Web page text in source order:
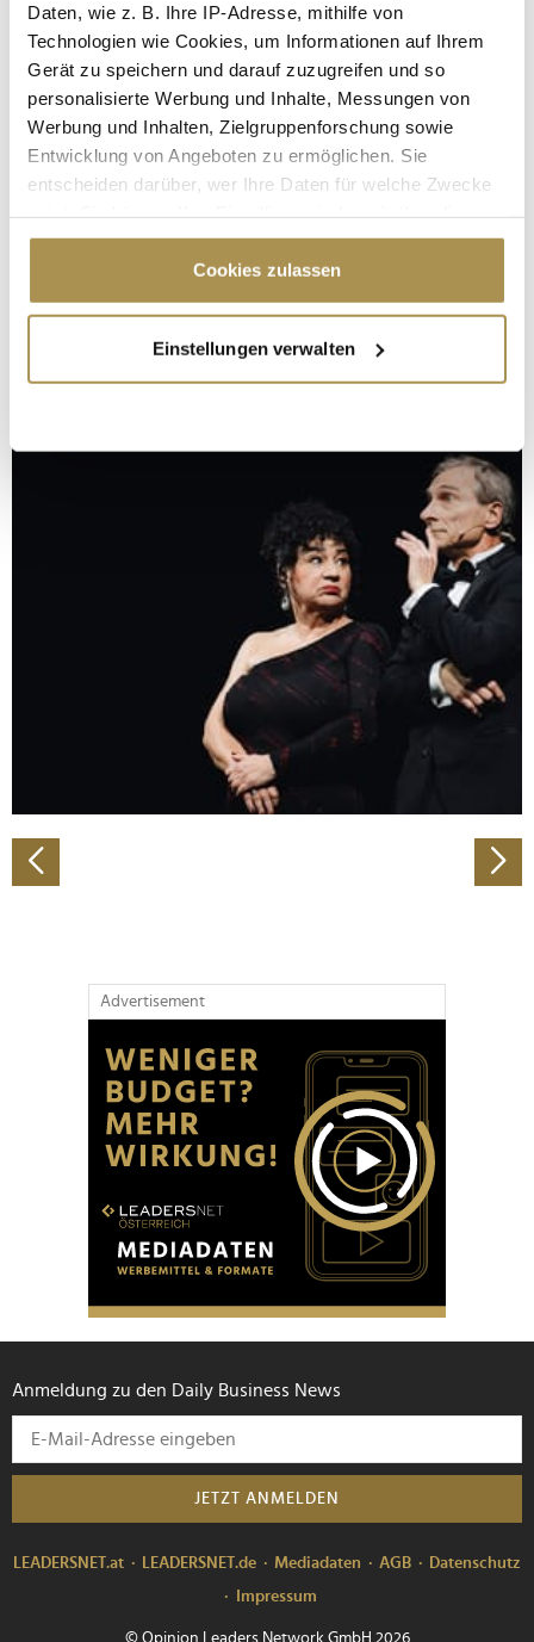
Daten, wie z. B. Ihre IP-Adresse, mithilfe von
Technologien wie Cookies, um Informationen auf Ihrem
Gerät zu speichern und darauf zuzugreifen und so
personalisierte Werbung und Inhalte, Messungen von
Werbung und Inhalten, Zielgruppenforschung sowie
Entwicklung von Angeboten zu ermöglichen. Sie
entscheiden darüber, wer Ihre Daten für welche Zwecke
Cookie-Erklärung oder durch Klicken auf das Privacy
Trigger Symbol ändern oder widerrufen
Informationen über Ihre geografische Lage
erfassen, welche bis auf einige Meter genau sein
bestimmten Merkmalen (Fingerprinting) identifizieren
Erfahren Sie mehr darüber, wie Ihre persönlichen Daten
verarbeitet werden, und legen Sie Ihre Präferenzen im
Wir verwenden Cookies, um Inhalte und Anzeigen zu
personalisieren, Funktionen für soziale Medien anbieten
zu können und die Zugriffe auf unsere Website zu
analysieren. Außerdem geben wir Informationen zu Ihrer
Verwendung unserer Website an unsere Partner für
soziale Medien, Werbung und Analysen weiter. Unsere
Partner führen diese Informationen möglicherweise mit
haben oder die sie im Rahmen Ihrer Nutzung der Dienste
gesammelt haben.
Cookies zulassen
Einstellungen verwalten
Advertisement
Anmeldung zu den Daily Business News
JETZT ANMELDEN
LEADERSNET.at LEADERSNET.de Mediadaten AGB
Datenschutz
Impressum